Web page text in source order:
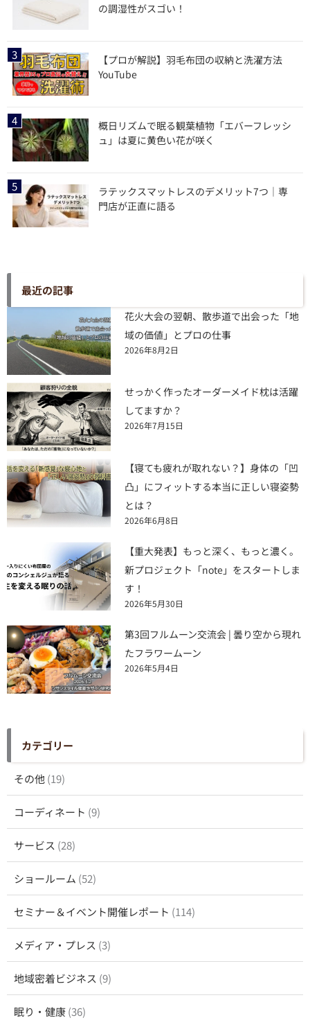
の調湿性がスゴい！
【プロが解説】羽毛布団の収納と洗濯方法
YouTube
概日リズムで眠る観葉植物「エバーフレッシ
ュ」は夏に黄色い花が咲く
ラテックスマットレスのデメリット7つ｜専
門店が正直に語る
最近の記事
花火大会の翌朝、散歩道で出会った「地
域の価値」とプロの仕事
2026年8月2日
せっかく作ったオーダーメイド枕は活躍
してますか？
2026年7月15日
【寝ても疲れが取れない？】身体の「凹
凸」にフィットする本当に正しい寝姿勢
とは？
2026年6月8日
【重大発表】もっと深く、もっと濃く。
新プロジェクト「note」をスタートしま
す！
2026年5月30日
第3回フルムーン交流会 | 曇り空から現れ
たフラワームーン
2026年5月4日
カテゴリー
その他(19)
コーディネート (9)
サービス (28)
ショールーム (52)
セミナー＆イベント開催レポート (114)
メディア・プレス (3)
地域密着ビジネス (9)
眠り・健康(36)